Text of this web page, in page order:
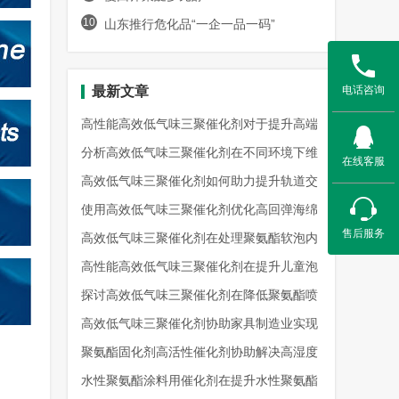
10 山东推行危化品“一企一品一码”
最新文章
高性能高效低气味三聚催化剂对于提升高端
聚氨酯复合材料环保级别效能
分析高效低气味三聚催化剂在不同环境下维
持催化性能且保证气味控制表现
高效低气味三聚催化剂如何助力提升轨道交
通聚氨酯内饰件的室内空气质量
使用高效低气味三聚催化剂优化高回弹海绵
生产流程并满足严苛环保出口
高效低气味三聚催化剂在处理聚氨酯软泡内
芯异味去除工艺的技术应用指导
高性能高效低气味三聚催化剂在提升儿童泡
沫玩具安全性与触感表现分析
探讨高效低气味三聚催化剂在降低聚氨酯喷
涂硬泡异味影响方面的实际效果
高效低气味三聚催化剂协助家具制造业实现
绿色环保认证的生产工艺升级
聚氨酯固化剂高活性催化剂协助解决高湿度
天气下聚氨酯涂层固化慢痛点
水性聚氨酯涂料用催化剂在提升水性聚氨酯
电话咨询
在线客服
售后服务